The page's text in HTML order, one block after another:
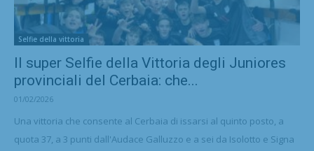
Selfie della vittoria
Il super Selfie della Vittoria degli Juniores
provinciali del Cerbaia: che...
01/02/2026
Una vittoria che consente al Cerbaia di issarsi al quinto posto, a
quota 37, a 3 punti dall'Audace Galluzzo e a sei da Isolotto e Signa